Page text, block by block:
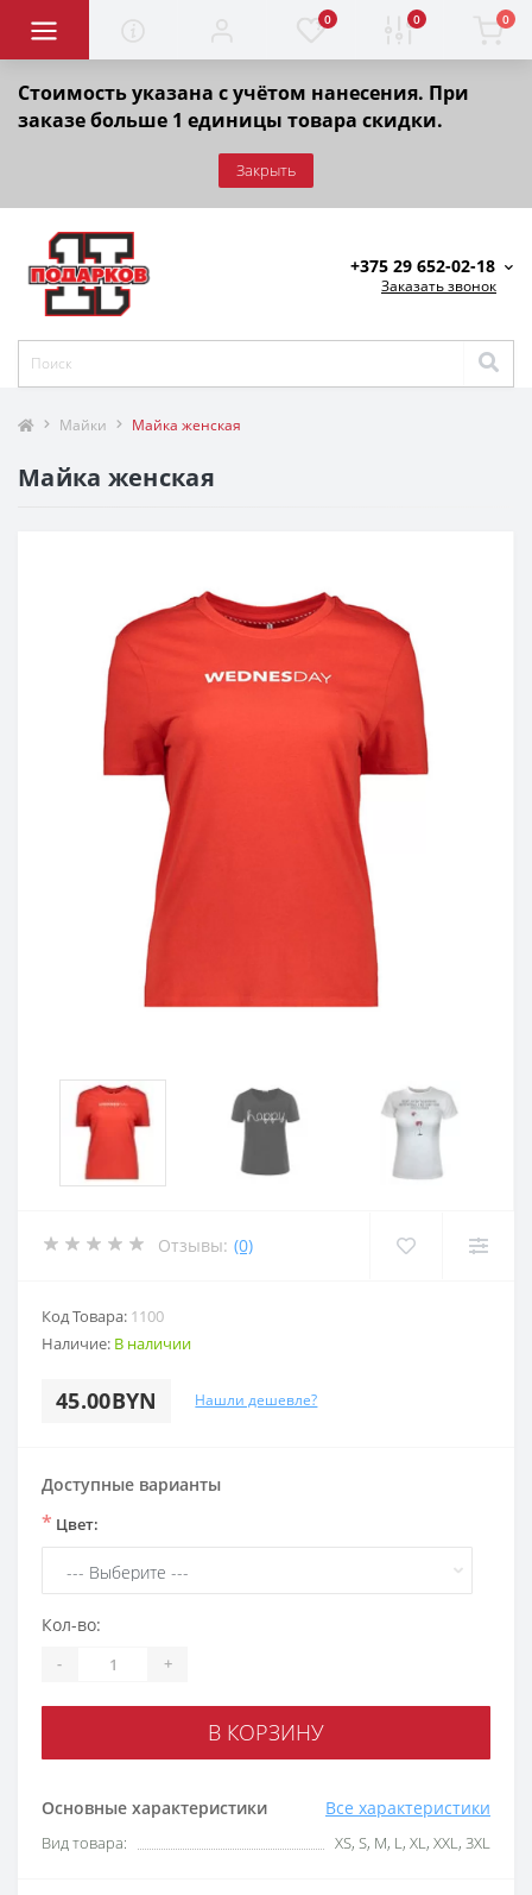
Стоимость указана с учётом нанесения. При
заказе больше 1 единицы товара скидки.
Закрыть
0 0 0
+375 29 652-02-18
Заказать звонок
Майки Майка женская
Майка женская
Отзывы: (0)
Код Товара: 1100
Наличие: В наличии
45.00BYN Нашли дешевле?
Основные характеристики Все характеристики
Вид товара: XS, S, M, L, XL, XXL, 3XL
Доступные варианты
* Цвет:
Кол-во:
- +
В КОРЗИНУ